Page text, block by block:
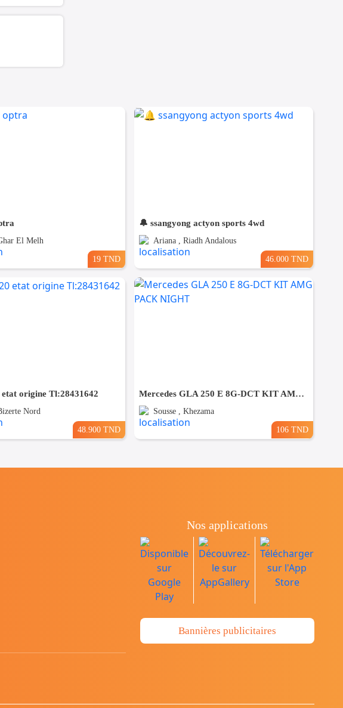
El Melh
19 TND
🔔 ssangyong actyon sports 4wd
Ariana , Riadh Andalous
46.000 TND
origine Tl:28431642
Nord
48.900 TND
Mercedes GLA 250 E 8G-DCT KIT AMG PACK NIGHT
Sousse , Khezama
106 TND
Nos applications
Bannières publicitaires